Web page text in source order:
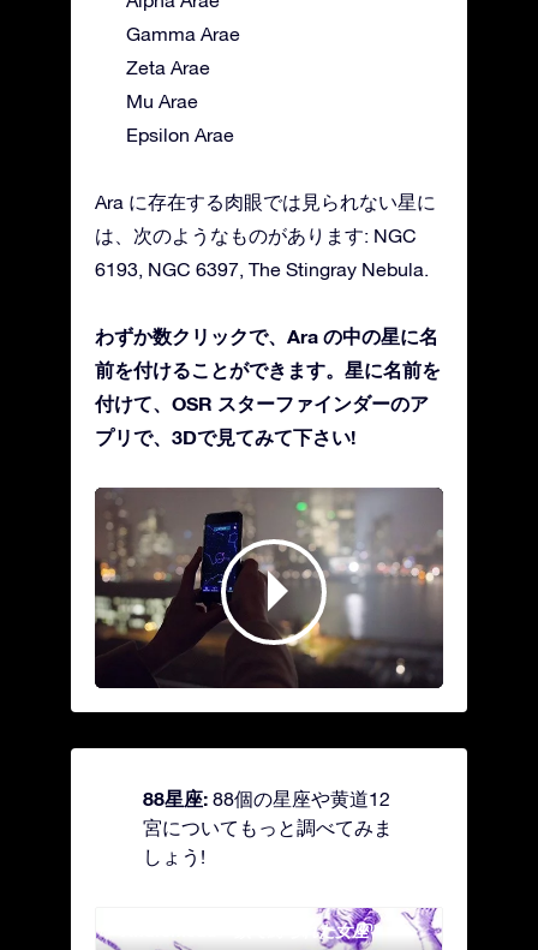
Gamma Arae
Zeta Arae
Mu Arae
Epsilon Arae
Ara に存在する肉眼では見られない星に
は、次のようなものがあります: NGC
6193, NGC 6397, The Stingray Nebula.
わずか数クリックで、Ara の中の星に名
前を付けることができます。星に名前を
付けて、OSR スターファインダーのア
プリで、3Dで見てみて下さい!
88星座: 88個の星座や黄道12
宮についてもっと調べてみま
しょう!
Andromeda - 鎖で縛られた女座